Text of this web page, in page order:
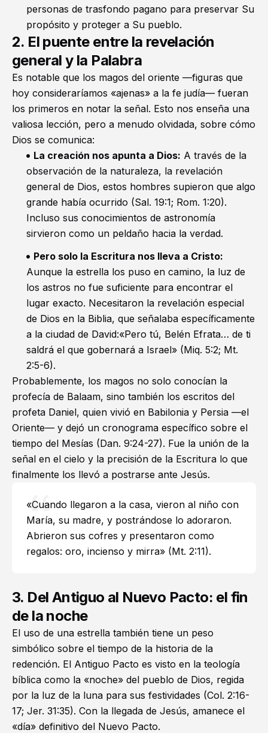
personas de trasfondo pagano para preservar Su
propósito y proteger a Su pueblo.
2. El puente entre la revelación
general y la Palabra
Es notable que los magos del oriente —figuras que
hoy consideraríamos «ajenas» a la fe judía— fueran
los primeros en notar la señal. Esto nos enseña una
valiosa lección, pero a menudo olvidada, sobre cómo
Dios se comunica:
La creación nos apunta a Dios: A través de la
observación de la naturaleza, la revelación
general de Dios, estos hombres supieron que algo
grande había ocurrido (Sal. 19:1; Rom. 1:20).
Incluso sus conocimientos de astronomía
sirvieron como un peldaño hacia la verdad.
Pero solo la Escritura nos lleva a Cristo:
Aunque la estrella los puso en camino, la luz de
los astros no fue suficiente para encontrar el
lugar exacto. Necesitaron la revelación especial
de Dios en la Biblia, que señalaba específicamente
a la ciudad de David:«Pero tú, Belén Efrata… de ti
saldrá el que gobernará a Israel» (Miq. 5:2; Mt.
2:5-6).
Probablemente, los magos no solo conocían la
profecía de Balaam, sino también los escritos del
profeta Daniel, quien vivió en Babilonia y Persia —el
Oriente— y dejó un cronograma específico sobre el
tiempo del Mesías (Dan. 9:24-27). Fue la unión de la
señal en el cielo y la precisión de la Escritura lo que
finalmente los llevó a postrarse ante Jesús.
«Cuando llegaron a la casa, vieron al niño con
María, su madre, y postrándose lo adoraron.
Abrieron sus cofres y presentaron como
regalos: oro, incienso y mirra» (Mt. 2:11).
3. Del Antiguo al Nuevo Pacto: el fin
de la noche
El uso de una estrella también tiene un peso
simbólico sobre el tiempo de la historia de la
redención. El Antiguo Pacto es visto en la teología
bíblica como la «noche» del pueblo de Dios, regida
por la luz de la luna para sus festividades (Col. 2:16-
17; Jer. 31:35). Con la llegada de Jesús, amanece el
«día» definitivo del Nuevo Pacto.